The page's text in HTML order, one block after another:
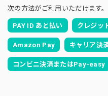
次の方法がご利用いただけます。
PAY ID あと払い クレジッ
Amazon Pay キャリア決
コンビニ決済またはPay-easy